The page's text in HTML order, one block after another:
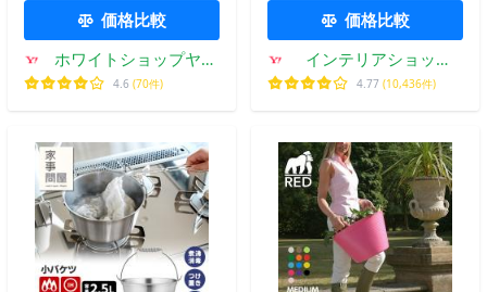
価格比較
ホワイトショップヤフ
ー店
4.6 (70件)
ル 日本製 セルテヴィエ
価格比較
インテリアショップ
roomy
4.77 (10,436件)